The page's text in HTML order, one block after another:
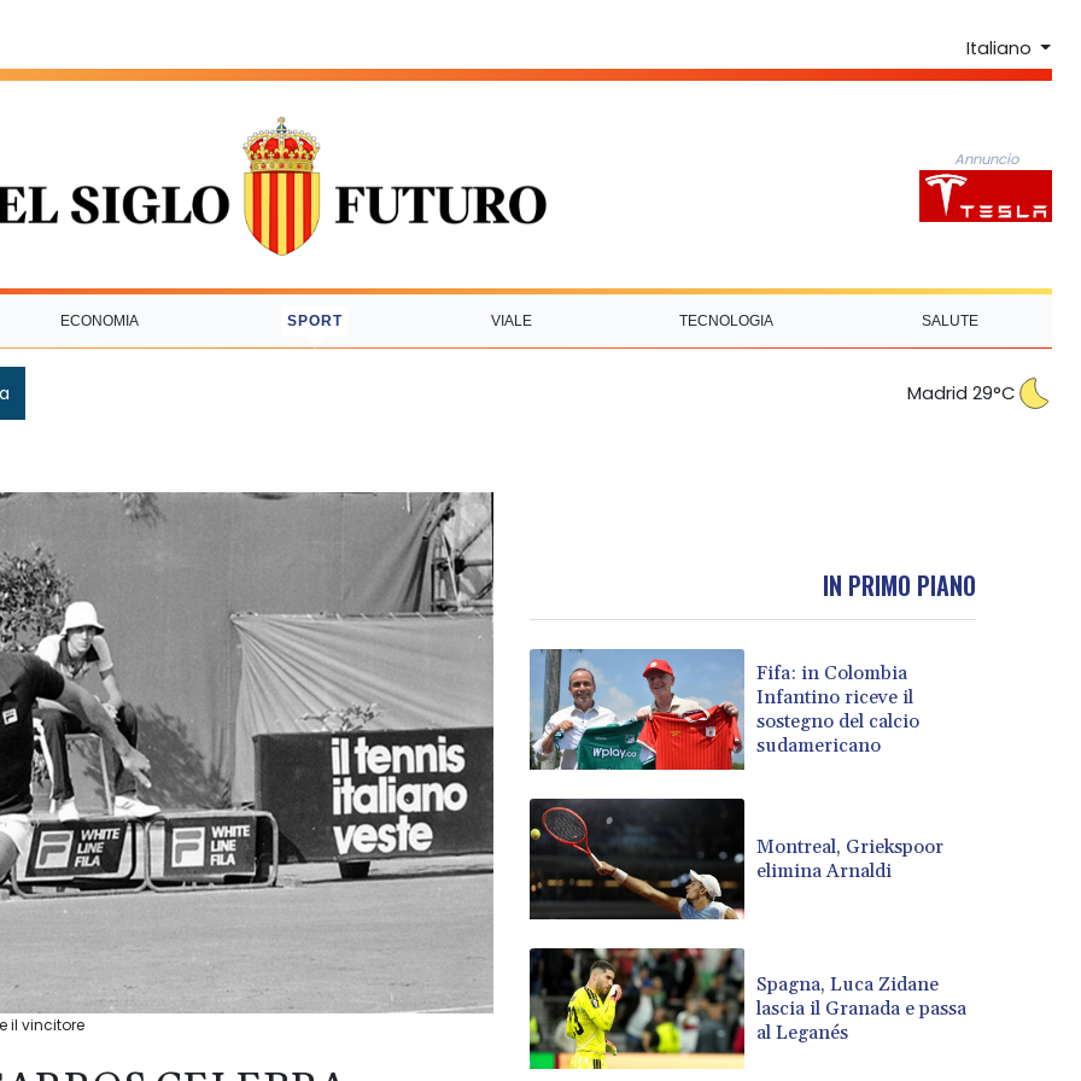
Italiano
Annuncio
ECONOMIA SPORT VIALE TECNOLOGIA SALUTE
Madrid 29°C
il vincitore
IN PRIMO PIANO
Fifa: in Colombia
Infantino riceve il
sostegno del calcio
sudamericano
Montreal, Griekspoor
elimina Arnaldi
Spagna, Luca Zidane
lascia il Granada e passa
al Leganés